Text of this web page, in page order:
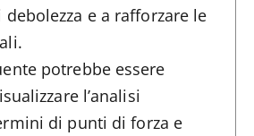
e a rafforzare le
potrebbe essere
l’analisi
di punti di forza e